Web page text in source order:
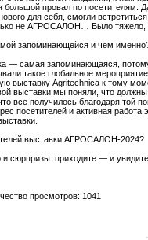
большой провал по посетителям.
для себя, смогли
не АГРОСАЛОН… Было тяжело,
запоминающейся и чем
— самая запоминающаяся,
такое глобальное
выставку Agritechnica к тому
выставки мы поняли, что
все получилось благодаря той
посетителей и активная
выставки АГРОСАЛОН-2024?
сюрпризы: приходите — и
просмотров: 1041